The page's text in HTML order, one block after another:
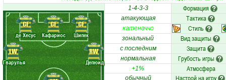
Гварулья Депюид
де Хесус Кафариос Шипек
LW RW
CF CF CF
1-4-3-3 Формация
атакующая Тактика
катеначчо Стиль
зональный Вид защиты
с последним Защита
нормальная Грубость игры
+1% Атмосфера
обычный Настрой на игру